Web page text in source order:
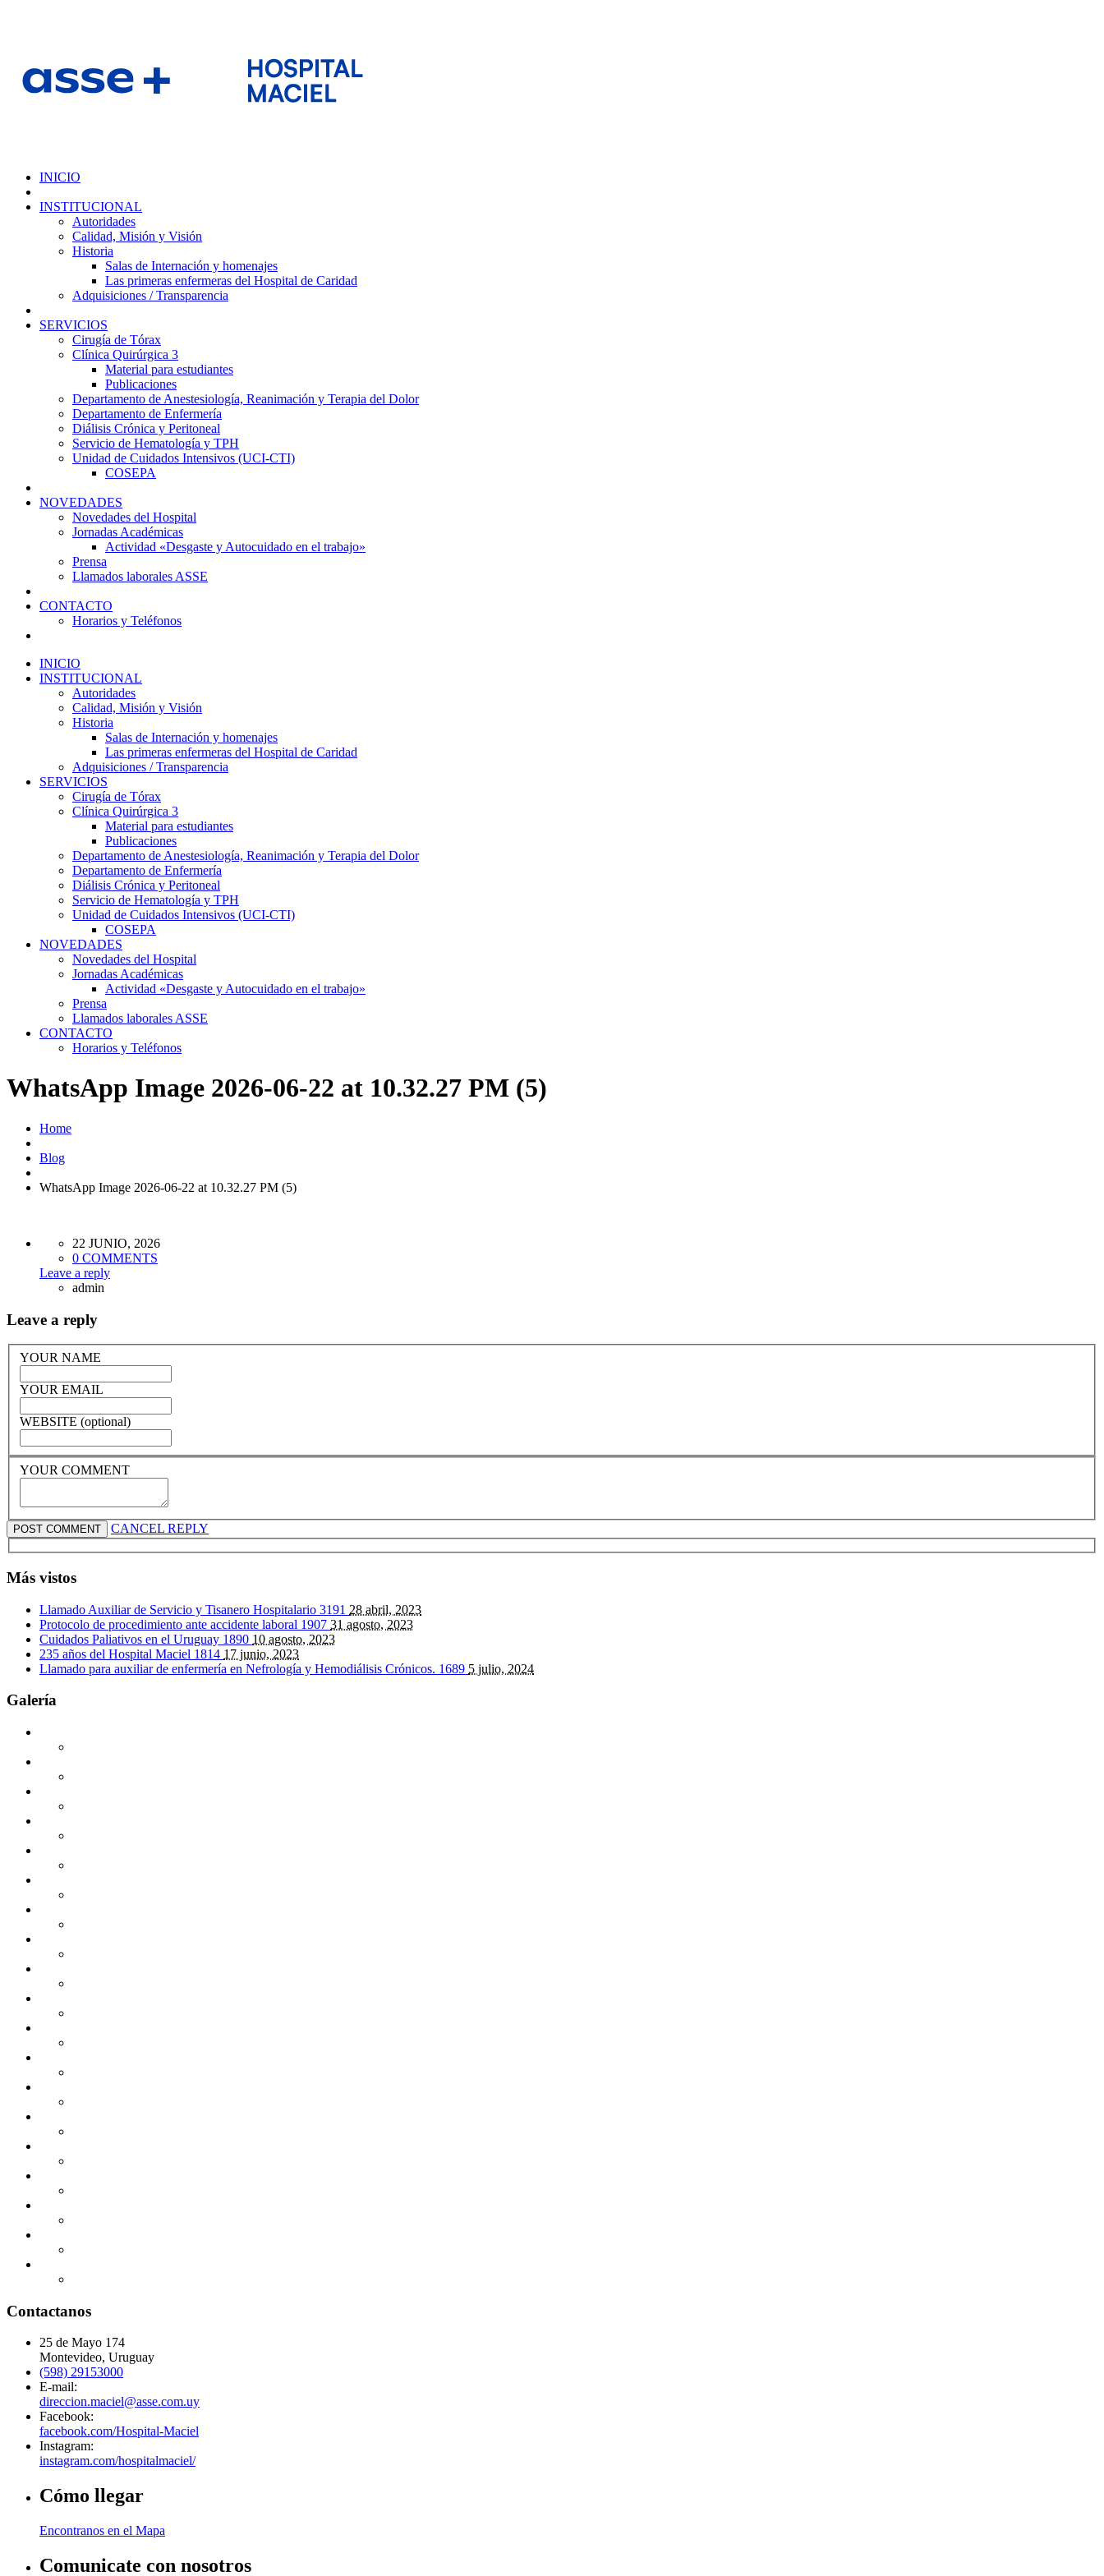
INICIO
INSTITUCIONAL
Autoridades
Calidad, Misión y Visión
Historia
Salas de Internación y homenajes
Las primeras enfermeras del Hospital de Caridad
Adquisiciones / Transparencia
SERVICIOS
Cirugía de Tórax
Clínica Quirúrgica 3
Material para estudiantes
Publicaciones
Departamento de Anestesiología, Reanimación y Terapia del Dolor
Departamento de Enfermería
Diálisis Crónica y Peritoneal
Servicio de Hematología y TPH
Unidad de Cuidados Intensivos (UCI-CTI)
COSEPA
NOVEDADES
Novedades del Hospital
Jornadas Académicas
Actividad «Desgaste y Autocuidado en el trabajo»
Prensa
Llamados laborales ASSE
CONTACTO
Horarios y Teléfonos
INICIO
INSTITUCIONAL
Autoridades
Calidad, Misión y Visión
Historia
Salas de Internación y homenajes
Las primeras enfermeras del Hospital de Caridad
Adquisiciones / Transparencia
SERVICIOS
Cirugía de Tórax
Clínica Quirúrgica 3
Material para estudiantes
Publicaciones
Departamento de Anestesiología, Reanimación y Terapia del Dolor
Departamento de Enfermería
Diálisis Crónica y Peritoneal
Servicio de Hematología y TPH
Unidad de Cuidados Intensivos (UCI-CTI)
COSEPA
NOVEDADES
Novedades del Hospital
Jornadas Académicas
Actividad «Desgaste y Autocuidado en el trabajo»
Prensa
Llamados laborales ASSE
CONTACTO
Horarios y Teléfonos
WhatsApp Image 2026-06-22 at 10.32.27 PM (5)
Home
Blog
WhatsApp Image 2026-06-22 at 10.32.27 PM (5)
22 JUNIO, 2026
0 COMMENTS
Leave a reply
admin
Leave a reply
YOUR NAME
YOUR EMAIL
WEBSITE (optional)
YOUR COMMENT
CANCEL REPLY
Más vistos
Llamado Auxiliar de Servicio y Tisanero Hospitalario 3191 28 abril, 2023
Protocolo de procedimiento ante accidente laboral 1907 31 agosto, 2023
Cuidados Paliativos en el Uruguay 1890 10 agosto, 2023
235 años del Hospital Maciel 1814 17 junio, 2023
Llamado para auxiliar de enfermería en Nefrología y Hemodiálisis Crónicos. 1689 5 julio, 2024
Galería
Contactanos
25 de Mayo 174
Montevideo, Uruguay
(598) 29153000
E-mail:
direccion.maciel@asse.com.uy
Facebook:
facebook.com/Hospital-Maciel
Instagram:
instagram.com/hospitalmaciel/
Cómo llegar
Encontranos en el Mapa
Comunicate con nosotros